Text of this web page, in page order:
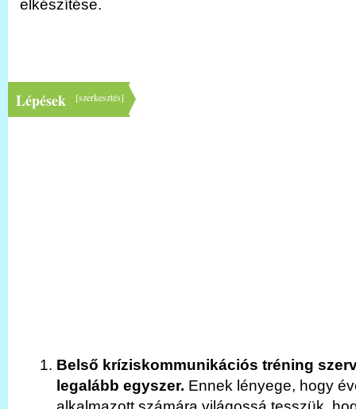
elkészítése.
[szerkesztés]
Lépések
Belső kríziskommunikációs tréning
legalább egyszer. Ennek lényege, hogy
alkalmazott számára világossá tesszük,